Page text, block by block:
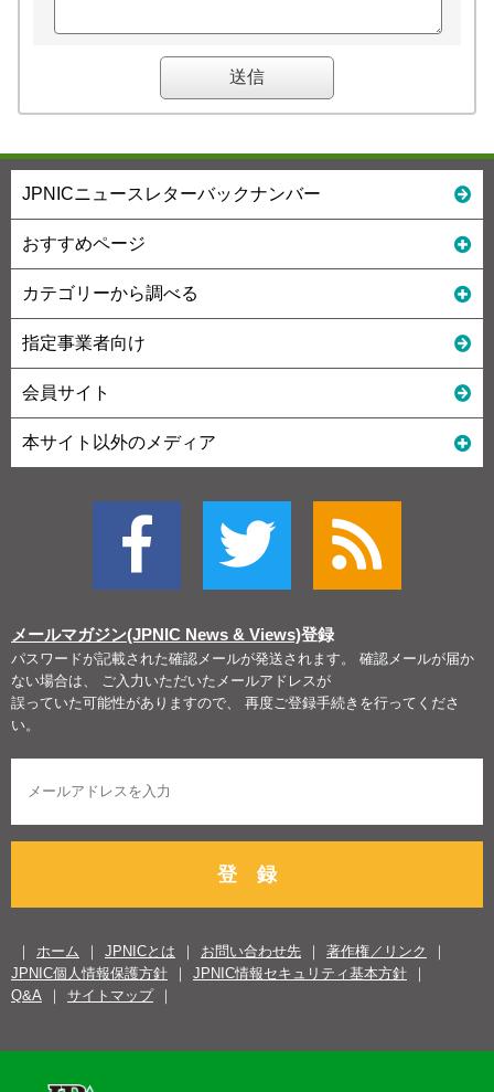
JPNICニュースレターバックナンバー
おすすめページ
カテゴリーから調べる
指定事業者向け
会員サイト
本サイト以外のメディア
メールマガジン(JPNIC News & Views)登録
パスワードが記載された確認メールが発送されます。 確認メールが届か
ない場合は、 ご入力いただいたメールアドレスが
誤っていた可能性がありますので、 再度ご登録手続きを行ってくださ
い。
登 録
ホーム JPNICとは お問い合わせ先
著作権／リンク
JPNIC個人情報保護方針
JPNIC情報セキュリティ基本方針
Q&A
サイトマップ